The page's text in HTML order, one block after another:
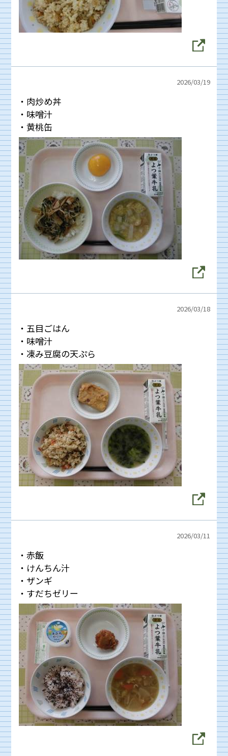
2026/03/19
・肉炒め丼
・味噌汁
・黄桃缶
2026/03/18
・五目ごはん
・味噌汁
・凍み豆腐の天ぷら
2026/03/11
・赤飯
・けんちん汁
・ザンギ
・すだちゼリー